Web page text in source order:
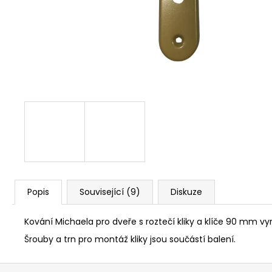
Popis Související (9) Diskuze
Kování Michaela pro dveře s roztečí kliky a klíče 90 mm
Šrouby a trn pro montáž kliky jsou součástí balení.
NÝT DUTÝ DVOJDÍLNÝ 3,5X10 NIKL